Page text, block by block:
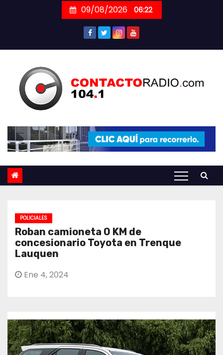
09/08/2026 06:22
POLICIALES
Roban camioneta 0 KM de
concesionario Toyota en Trenque
Lauquen
Ene 4, 2024